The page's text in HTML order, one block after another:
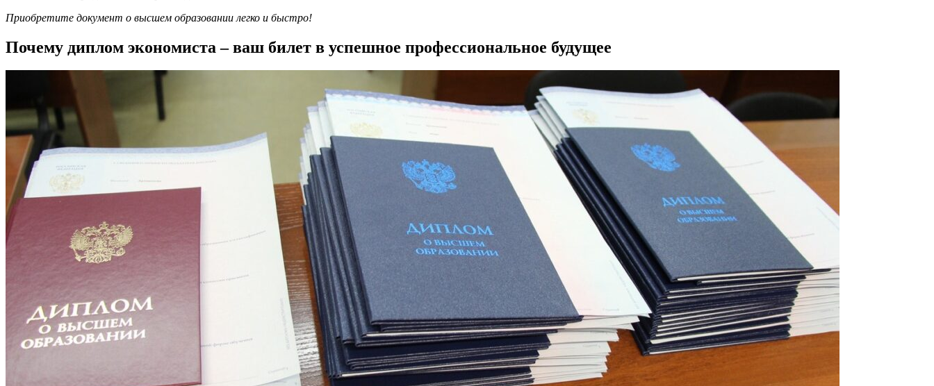
Приобретите документ о высшем образовании легко и быстро!
Почему диплом экономиста – ваш билет в успешное профессиональное будущее